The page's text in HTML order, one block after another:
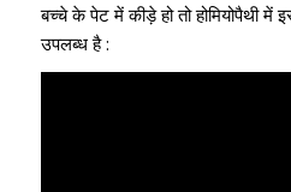
बच्चे के पेट में कीड़े हो तो होमियोपैथी में
उपलब्ध है :